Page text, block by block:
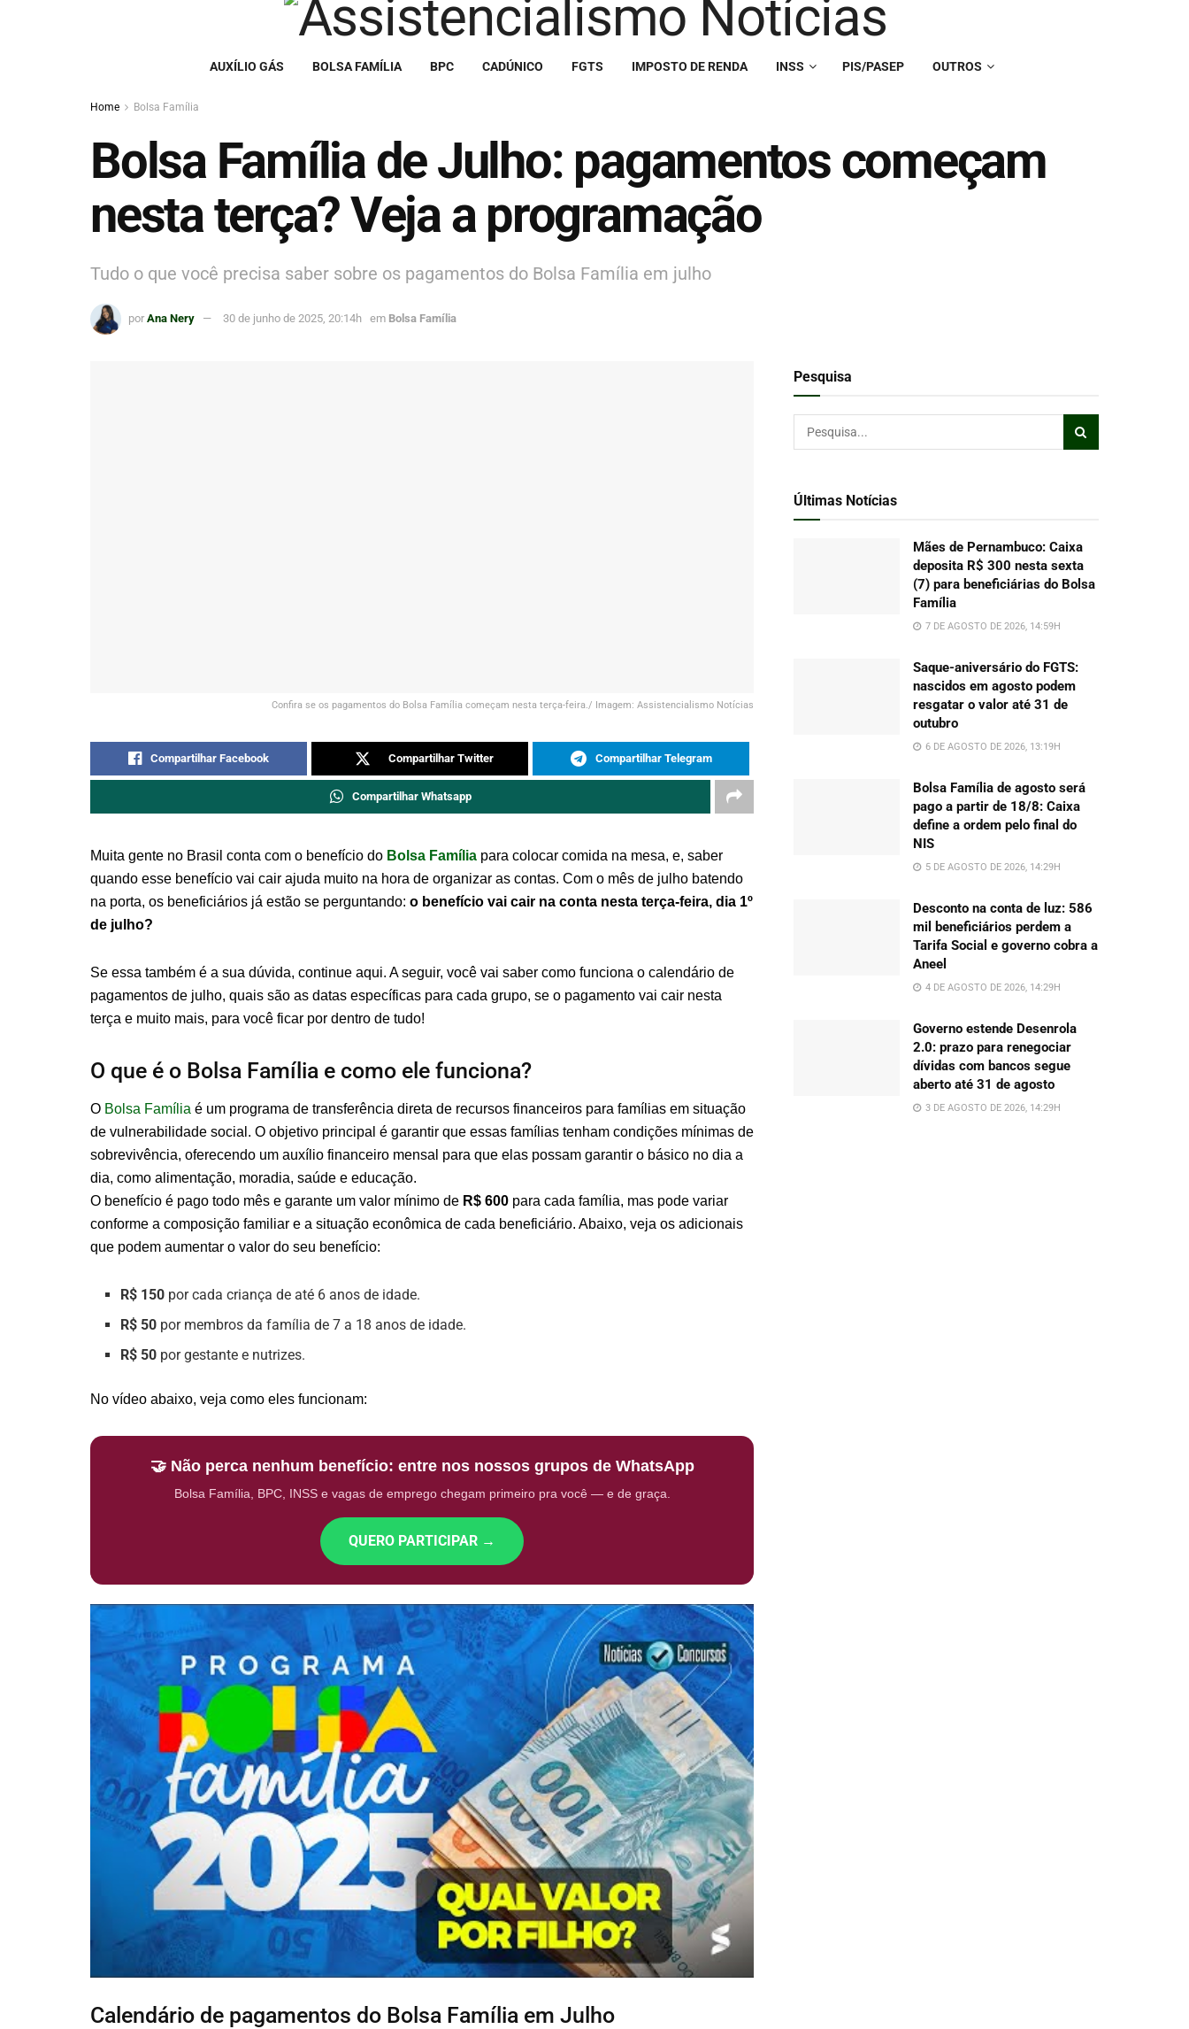
AUXÍLIO GÁS BOLSA FAMÍLIA BPC CADÚNICO FGTS IMPOSTO DE RENDA INSS PIS/PASEP OUTROS
Home Bolsa Família
Bolsa Família de Julho: pagamentos começam
nesta terça? Veja a programação
Tudo o que você precisa saber sobre os pagamentos do Bolsa Família em julho
por Ana Nery 30 de junho de 2025, 20:14h em Bolsa Família
Confira se os pagamentos do Bolsa Família começam nesta terça-feira./ Imagem: Assistencialismo Notícias
Compartilhar Facebook Compartilhar Twitter Compartilhar Telegram
Compartilhar Whatsapp
Muita gente no Brasil conta com o benefício do Bolsa Família para colocar comida na mesa, e, saber
quando esse benefício vai cair ajuda muito na hora de organizar as contas. Com o mês de julho batendo
na porta, os beneficiários já estão se perguntando: o benefício vai cair na conta nesta terça-feira, dia 1º
de julho?
Se essa também é a sua dúvida, continue aqui. A seguir, você vai saber como funciona o calendário de
pagamentos de julho, quais são as datas específicas para cada grupo, se o pagamento vai cair nesta
terça e muito mais, para você ficar por dentro de tudo!
O que é o Bolsa Família e como ele funciona?
O Bolsa Família é um programa de transferência direta de recursos financeiros para famílias em situação
de vulnerabilidade social. O objetivo principal é garantir que essas famílias tenham condições mínimas de
sobrevivência, oferecendo um auxílio financeiro mensal para que elas possam garantir o básico no dia a
dia, como alimentação, moradia, saúde e educação.
O benefício é pago todo mês e garante um valor mínimo de R$ 600 para cada família, mas pode variar
conforme a composição familiar e a situação econômica de cada beneficiário. Abaixo, veja os adicionais
que podem aumentar o valor do seu benefício:
R$ 150 por cada criança de até 6 anos de idade.
R$ 50 por membros da família de 7 a 18 anos de idade.
R$ 50 por gestante e nutrizes.
No vídeo abaixo, veja como eles funcionam:
🤝 Não perca nenhum benefício: entre nos nossos grupos de WhatsApp
Bolsa Família, BPC, INSS e vagas de emprego chegam primeiro pra você — e de graça.
QUERO PARTICIPAR →
Calendário de pagamentos do Bolsa Família em Julho
Pesquisa
Últimas Notícias
Mães de Pernambuco: Caixa
deposita R$ 300 nesta sexta
(7) para beneficiárias do Bolsa
Família
7 DE AGOSTO DE 2026, 14:59H
Saque-aniversário do FGTS:
nascidos em agosto podem
resgatar o valor até 31 de
outubro
6 DE AGOSTO DE 2026, 13:19H
Bolsa Família de agosto será
pago a partir de 18/8: Caixa
define a ordem pelo final do
NIS
5 DE AGOSTO DE 2026, 14:29H
Desconto na conta de luz: 586
mil beneficiários perdem a
Tarifa Social e governo cobra a
Aneel
4 DE AGOSTO DE 2026, 14:29H
Governo estende Desenrola
2.0: prazo para renegociar
dívidas com bancos segue
aberto até 31 de agosto
3 DE AGOSTO DE 2026, 14:29H